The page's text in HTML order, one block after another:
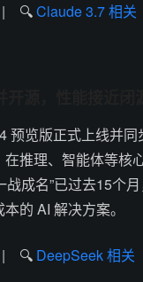
🔍Claude 3.7 相关
预览版正式上线并
推理、智能体等核
战成名”已过去15个
的 AI 解决方案。
🔍 DeepSeek 相关